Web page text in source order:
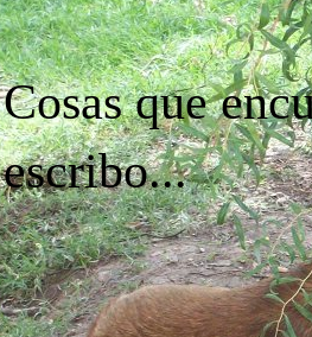
Cosas que
escribo...